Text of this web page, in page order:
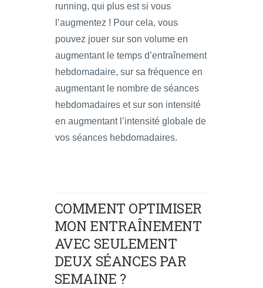
running, qui plus est si vous
l’augmentez ! Pour cela, vous
pouvez jouer sur son volume en
augmentant le temps d’entraînement
hebdomadaire, sur sa fréquence en
augmentant le nombre de séances
hebdomadaires et sur son intensité
en augmentant l’intensité globale de
vos séances hebdomadaires.
COMMENT OPTIMISER
MON ENTRAÎNEMENT
AVEC SEULEMENT
DEUX SÉANCES PAR
SEMAINE ?